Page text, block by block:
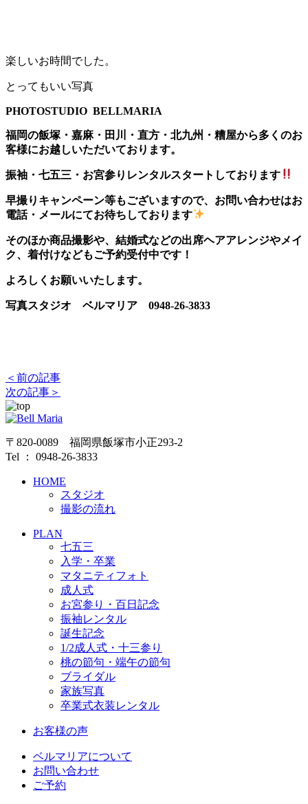
楽しいお時間でした。
とってもいい写真
PHOTOSTUDIO BELLMARIA
福岡の飯塚・嘉麻・田川・直方・北九州・糟屋から多くのお
客様にお越しいただいております。
振袖・七五三・お宮参りレンタルスタートしております
早撮りキャンペーン等もございますので、お問い合わせはお
電話・メールにてお待ちしております
そのほか商品撮影や、結婚式などの出席ヘアアレンジやメイ
ク、着付けなどもご予約受付中です！
よろしくお願いいたします。
写真スタジオ ベルマリア 0948-26-3833
＜前の記事
次の記事＞
〒820-0089 福岡県飯塚市小正293-2
Tel ： 0948-26-3833
HOME
スタジオ
撮影の流れ
PLAN
七五三
入学・卒業
マタニティフォト
成人式
お宮参り・百日記念
振袖レンタル
誕生記念
1/2成人式・十三参り
桃の節句・端午の節句
ブライダル
家族写真
卒業式衣装レンタル
お客様の声
ベルマリアについて
お問い合わせ
ご予約